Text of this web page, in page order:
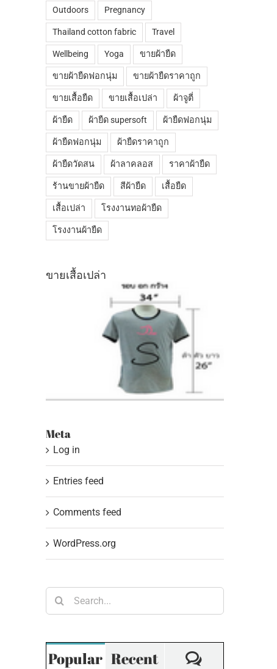
Outdoors Pregnancy
Thailand cotton fabric Travel
Wellbeing Yoga ขายผ้ายืด
ขายผ้ายืดฟอกนุ่ม ขายผ้ายืดราคาถูก
ขายเสื้อยืด ขายเสื้อเปล่า ผ้าจูตี่
ผ้ายืด ผ้ายืด supersoft ผ้ายืดฟอกนุ่ม
ผ้ายืดฟอกนุ่ม ผ้ายืดราคาถูก
ผ้ายืดวัดสน ผ้าลาคลอส ราคาผ้ายืด
ร้านขายผ้ายืด สีผ้ายืด เสื้อยืด
เสื้อเปล่า โรงงานทอผ้ายืด
โรงงานผ้ายืด
ขายเสื้อเปล่า
Meta
Log in
Entries feed
Comments feed
WordPress.org
Search
for:
Popular Recent Comments